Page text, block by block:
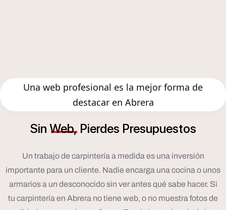
Una web profesional es la mejor forma de
destacar en Abrera
Sin Web, Pierdes Presupuestos
Un trabajo de carpintería a medida es una inversión
importante para un cliente. Nadie encarga una cocina o unos
armarios a un desconocido sin ver antes qué sabe hacer. Si
tu carpintería en Abrera no tiene web, o no muestra fotos de